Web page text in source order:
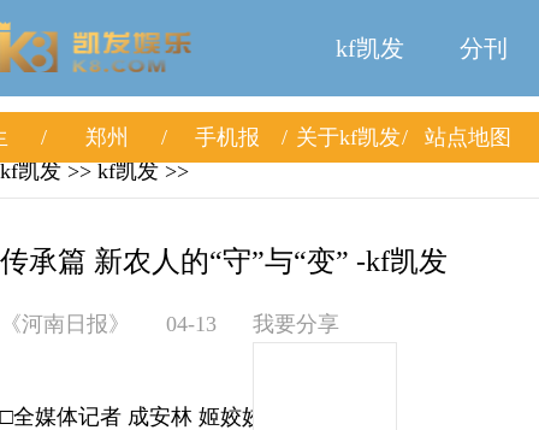
kf凯发 分刊
郑州 手机报 关于kf凯发
站点地图
kf凯发 >> kf凯发 >>
传承篇 新农人的“守”与“变” -kf凯发
《河南日报》 04-13 我要分享
□全媒体记者 成安林 姬姣姣